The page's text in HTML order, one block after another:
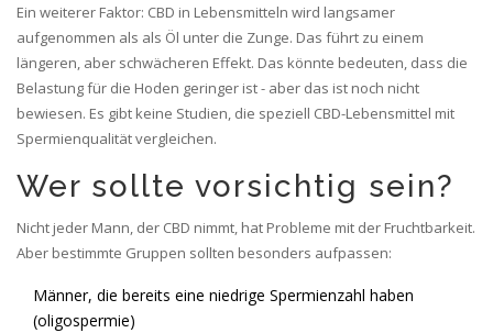
Ein weiterer Faktor: CBD in Lebensmitteln wird langsamer
aufgenommen als als Öl unter die Zunge. Das führt zu einem
längeren, aber schwächeren Effekt. Das könnte bedeuten, dass die
Belastung für die Hoden geringer ist - aber das ist noch nicht
bewiesen. Es gibt keine Studien, die speziell CBD-Lebensmittel mit
Spermienqualität vergleichen.
Wer sollte vorsichtig sein?
Nicht jeder Mann, der CBD nimmt, hat Probleme mit der Fruchtbarkeit.
Aber bestimmte Gruppen sollten besonders aufpassen:
Männer, die bereits eine niedrige Spermienzahl haben
(oligospermie)